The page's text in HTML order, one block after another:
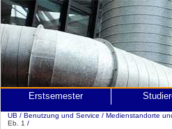
Erstsemester
UB / Benutzung und Service / Medienstandorte
Eb. 1 /